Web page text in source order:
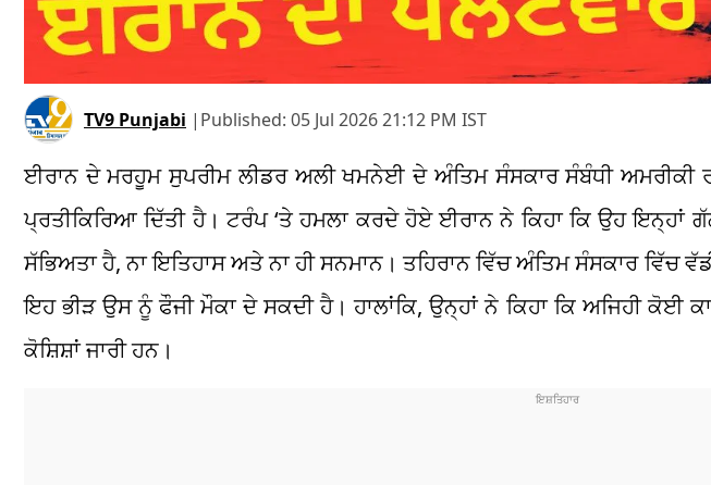
TV9 Punjabi | Published: 05 Jul 2026 21:12 PM IST
ਈਰਾਨ ਦੇ ਮਰਹੂਮ ਸੁਪਰੀਮ ਲੀਡਰ ਅਲੀ ਖਮਨੇਈ ਦੇ ਅੰਤਿਮ ਸੰਸਕਾਰ ਸੰਬੰਧੀ ਅਮਰੀਕੀ
ਪ੍ਰਤੀਕਿਰਿਆ ਦਿੱਤੀ ਹੈ। ਟਰੰਪ ‘ਤੇ ਹਮਲਾ ਕਰਦੇ ਹੋਏ ਈਰਾਨ ਨੇ ਕਿਹਾ ਕਿ ਉਹ ਇਨ੍ਹਾਂ
ਸੱਭਿਅਤਾ ਹੈ, ਨਾ ਇਤਿਹਾਸ ਅਤੇ ਨਾ ਹੀ ਸਨਮਾਨ। ਤਹਿਰਾਨ ਵਿੱਚ ਅੰਤਿਮ ਸੰਸਕਾਰ ਵਿੱਚ
ਇਹ ਭੀੜ ਉਸ ਨੂੰ ਫੌਜੀ ਮੌਕਾ ਦੇ ਸਕਦੀ ਹੈ। ਹਾਲਾਂਕਿ, ਉਨ੍ਹਾਂ ਨੇ ਕਿਹਾ ਕਿ ਅਜਿਹੀ ਕੋਈ
ਕੋਸ਼ਿਸ਼ਾਂ ਜਾਰੀ ਹਨ।